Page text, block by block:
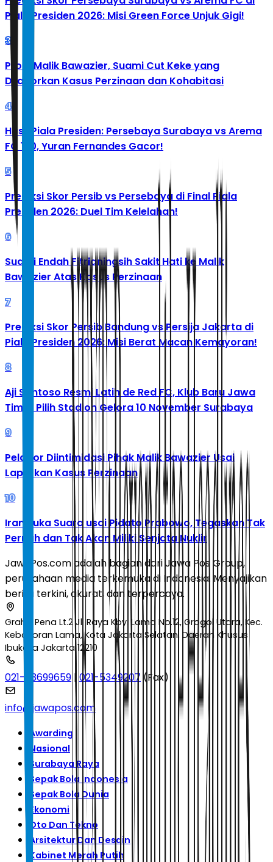
Piala Presiden 2026: Misi Green Force Unjuk Gigi!
3
Profil Malik Bawazier, Suami Cut Keke yang
Dilaporkan Kasus Perzinaan dan Kohabitasi
4
Hasil Piala Presiden: Persebaya Surabaya vs Arema
FC 1-0, Yuran Fernandes Gacor!
5
Prediksi Skor Persib vs Persebaya di Final Piala
Presiden 2026: Duel Tim Kelelahan!
6
Suami Endah Fitrianingsih Sakit Hati ke Malik
Bawazier Atas Kasus Perzinaan
7
Prediksi Skor Persib Bandung vs Persija Jakarta di
Piala Presiden 2026: Misi Berat Macan Kemayoran!
8
Aji Santoso Resmi Latih de Red FC, Klub Baru Jawa
Timur Pilih Stadion Gelora 10 November Surabaya
9
Pelapor Diintimidasi Pihak Malik Bawazier Usai
Laporkan Kasus Perzinaan
10
Iran Buka Suara usai Pidato Prabowo, Tegaskan Tak
Pernah dan Tak Akan Miliki Senjata Nuklir
JawaPos.com adalah bagian dari Jawa Pos Group,
perusahaan media terkemuka di Indonesia. Menyajikan
berita terkini, akurat, dan terpercaya.
Graha Pena Lt.2 Jl. Raya Kby. Lama No.12, Grogol Utara, Kec.
Kebayoran Lama, Kota Jakarta Selatan, Daerah Khusus
Ibukota Jakarta 12210
021-53699659 | 021-5349207 (Fax)
info@jawapos.com
Awarding
Nasional
Surabaya Raya
Sepak Bola Indonesia
Sepak Bola Dunia
Ekonomi
Oto Dan Tekno
Arsitektur Dan Desain
Kabinet Merah Putih